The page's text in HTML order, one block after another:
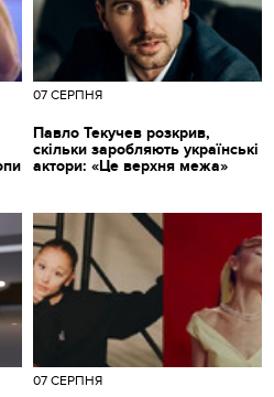
07 СЕРПНЯ
Павло Текучев розкрив,
скільки заробляють українські
актори: «Це верхня межа»
07 СЕРПНЯ